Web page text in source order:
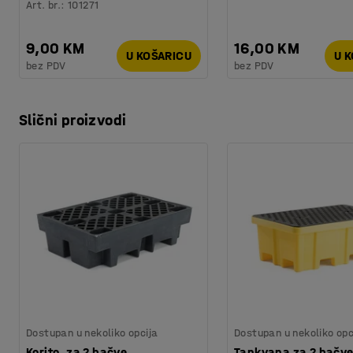
Art. br.:101271
9,00 KM
bez PDV
U KOŠARICU 16,00 KM
bez PDV
U
Slični proizvodi
Dostupan u nekoliko opcija Dostupan u nekoliko